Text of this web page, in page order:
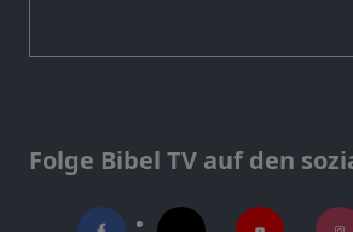
Folge Bibel TV auf den